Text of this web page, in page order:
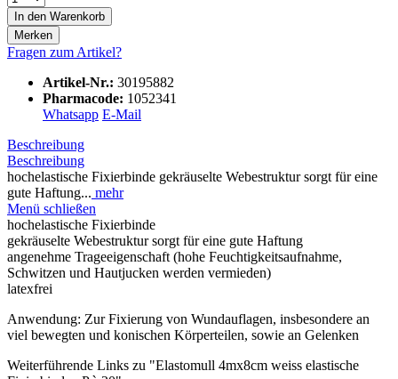
In den Warenkorb
Merken
Fragen zum Artikel?
Artikel-Nr.: 30195882
Pharmacode: 1052341
Whatsapp E-Mail
Beschreibung
Beschreibung
hochelastische Fixierbinde gekräuselte Webestruktur sorgt für eine
gute Haftung... mehr
Menü schließen
hochelastische Fixierbinde
gekräuselte Webestruktur sorgt für eine gute Haftung
angenehme Trageeigenschaft (hohe Feuchtigkeitsaufnahme,
Schwitzen und Hautjucken werden vermieden)
latexfrei
Anwendung: Zur Fixierung von Wundauflagen, insbesondere an
viel bewegten und konischen Körperteilen, sowie an Gelenken
Weiterführende Links zu "Elastomull 4mx8cm weiss elastische